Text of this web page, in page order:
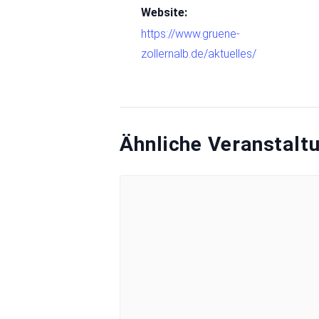
Website:
https://www.gruene-
zollernalb.de/aktuelles/
Ähnliche